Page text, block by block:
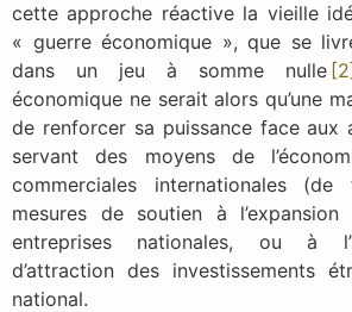
cette approche réactive la vieille
« guerre économique », que se
dans un jeu à somme nulle [2]
économique ne serait alors qu’une
de renforcer sa puissance face aux
servant des moyens de
commerciales internationales (de
mesures de soutien à l’expansion
entreprises nationales, ou à
d’attraction des investissements
national.